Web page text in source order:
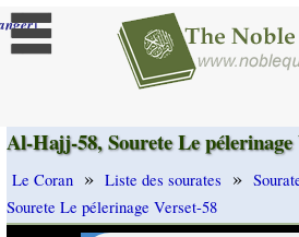
]
Al-Hajj-58, Sourete Le pélerinage
Le Coran » Liste des sourates »
Sourete Le pélerinage Verset-58